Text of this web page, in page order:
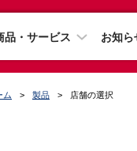
品・サービス お知ら
ム 製品 店舗の選択